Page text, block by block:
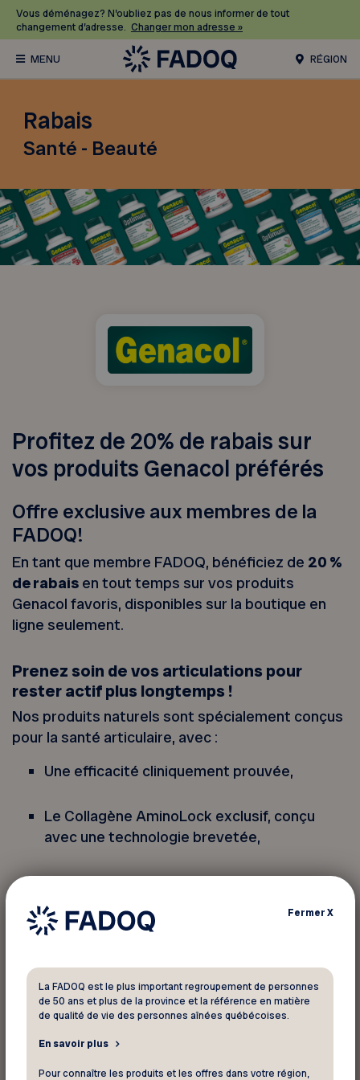
Vous déménagez? N’oubliez pas de nous informer de tout
changement d’adresse. Changer mon adresse »
RÉGION
Rabais
Santé - Beauté
Profitez de 20% de rabais sur
vos produits Genacol préférés
Offre exclusive aux membres de la
FADOQ!
En tant que membre FADOQ, bénéficiez de 20 %
de rabais en tout temps sur vos produits
Genacol favoris, disponibles sur la boutique en
ligne seulement.
Prenez soin de vos articulations pour
rester actif plus longtemps !
Nos produits naturels sont spécialement conçus
pour la santé articulaire, avec :
Une efficacité cliniquement prouvée,
Le Collagène AminoLock exclusif, conçu
avec une technologie brevetée,
Des ingrédients de haute qualité,
répondants aux normes les plus
rigoureuses.
Provenant d’une entreprise familiale
québécoise,
Entièrement fabriqués au Canada.
FermerX
La FADOQ est le plus important regroupement de personnes
de 50 ans et plus de la province et la référence en matière
de qualité de vie des personnes aînées québécoises.
En savoir plus
Pour connaître les produits et les offres dans votre région,